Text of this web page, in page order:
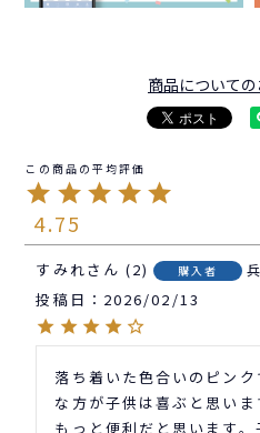
商品について
4.75
すみれ 2 購入者
投稿日 2026/02/13
落ち着いた色合いのピン
な方が子供は喜ぶと思い
もっと便利だと思います